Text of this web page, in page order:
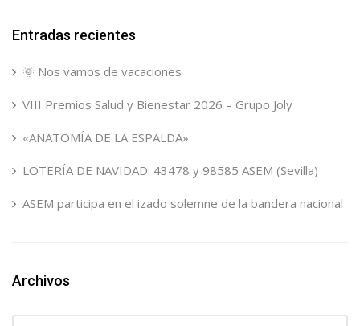
Entradas recientes
🌞 Nos vamos de vacaciones
VIII Premios Salud y Bienestar 2026 – Grupo Joly
«ANATOMÍA DE LA ESPALDA»
LOTERÍA DE NAVIDAD: 43478 y 98585 ASEM (Sevilla)
ASEM participa en el izado solemne de la bandera nacional
Archivos
Archivos